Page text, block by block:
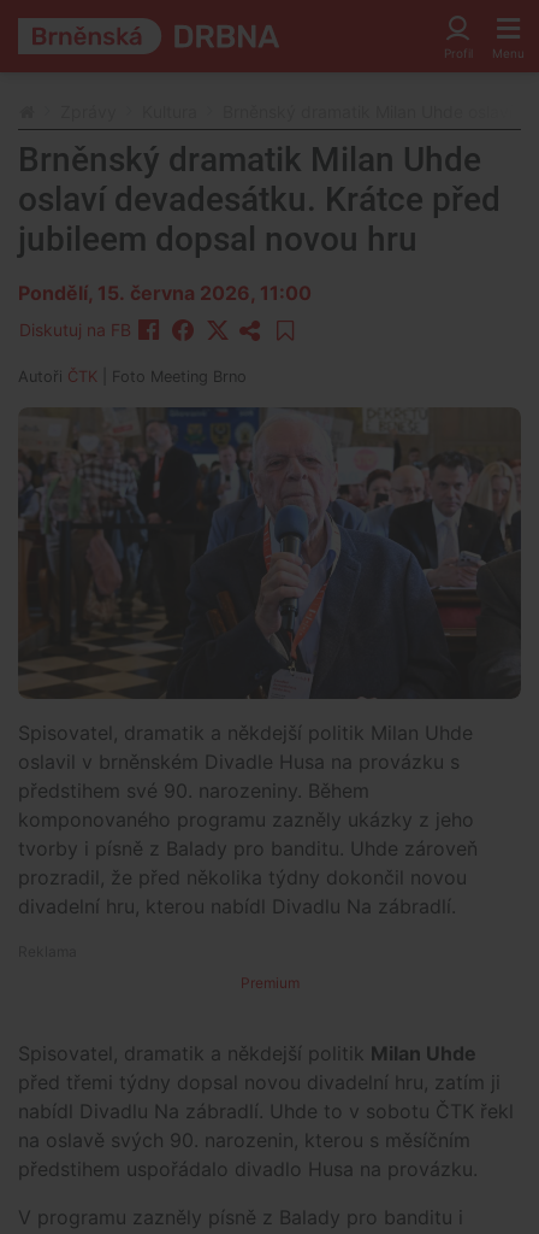
Brněnský dramatik Milan Uhde
oslaví devadesátku. Krátce před
jubileem dopsal novou hru
Pondělí, 15. června 2026, 11:00
Diskutuj na FB
Autoři ČTK | Foto Meeting Brno
Spisovatel, dramatik a někdejší politik Milan Uhde
oslavil v brněnském Divadle Husa na provázku s
předstihem své 90. narozeniny. Během
komponovaného programu zazněly ukázky z jeho
tvorby i písně z Balady pro banditu. Uhde zároveň
prozradil, že před několika týdny dokončil novou
divadelní hru, kterou nabídl Divadlu Na zábradlí.
Premium
Spisovatel, dramatik a někdejší politik Milan Uhde
před třemi týdny dopsal novou divadelní hru, zatím ji
nabídl Divadlu Na zábradlí. Uhde to v sobotu ČTK řekl
na oslavě svých 90. narozenin, kterou s měsíčním
předstihem uspořádalo divadlo Husa na provázku.
V programu zazněly písně z Balady pro banditu i